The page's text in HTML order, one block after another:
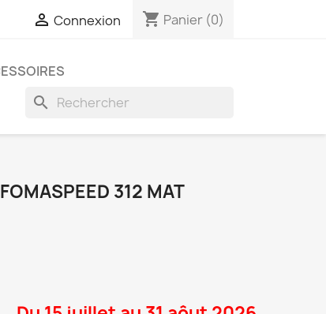
 Connexion shopping_cart Panier (0)
search
312 MAT